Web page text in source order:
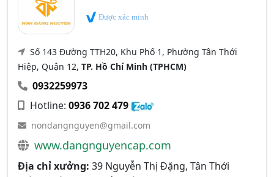
Được xác minh
Số 143 Đường TTH20, Khu Phố 1, Phường Tân Thới
Hiệp, Quận 12, TP. Hồ Chí Minh (TPHCM)
0932259973
Hotline: 0936 702 479
nondangnguyen@gmail.com
www.dangnguyencap.com
Địa chỉ xưởng: 39 Nguyễn Thị Đặng, Tân Thới